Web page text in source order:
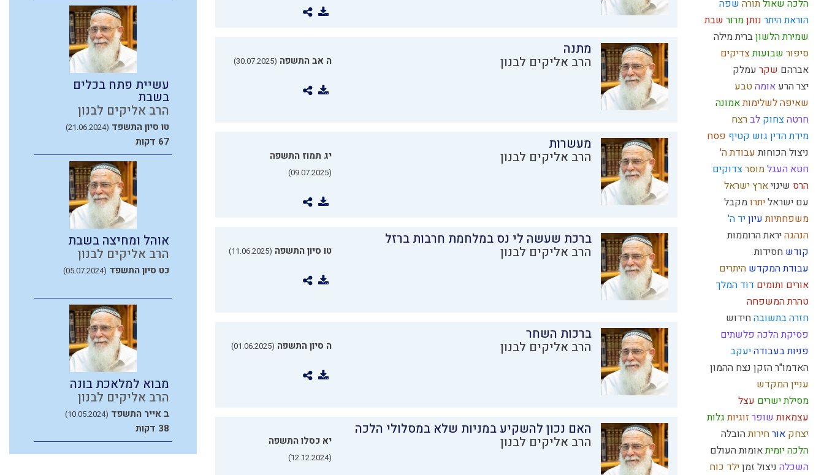
הלכה שאולתורה שפה
הוראת היתר נותןמרור שבת
שמירת הלשוןברית מילה
סיפור שבועותצדיקים
אברהם שקר עמלק
יצר הרע אומהטבע
שאיפה לשלימותאמונה
חרטהצחוק לברצח
מידת הדין גוש קטיף פסח
ניצול הכוחותעבודת ה'
חטא העגלמוסרצדוקים
הרס שינויארץ ישראל
עם ישראליתרומקבל
משפחתיותעיוןיד ה'
הנהגהיראת הרוממות
קודש חסידות
עבודת המקדש היתרים
אורים ותומים דוד המלך
טהרת המשפחה
חזרה בתשובהחידוש
פסיקת הלכה פלשתים
פניות בעבודהיעקב
האדמו"ר הזקן נצח ההמון
עניין המקדש
מסילת ישרים עצל
עצמאות שופר זוגיותגלות
יצחק אורחירותהובלה
הלכה יומיתאומות העולם
השכלה ניצול זמןילד כוח
מתנה
הרב אליקים לבנון ה אב התשפה (30.07.2025)
מעשרות
הרב אליקים לבנון יג תמוז התשפה
(09.07.2025)
ברכת שעשה לי נס במלחמת חרבות ברזל
הרב אליקים לבנון טו סיון התשפה (11.06.2025)
ברכות השחר
הרב אליקים לבנון ה סיון התשפה (01.06.2025)
האם נכון להשקיע במניות שלא במסלולי הלכה
הרב אליקים לבנון יא כסלו התשפה
(12.12.2024)
עשיית פתח בכלים
בשבת
הרב אליקים לבנון
טו סיון התשפד (21.06.2024)
67 דקות
אוהל ומחיצה בשבת
הרב אליקים לבנון
כט סיון התשפד (05.07.2024)
מבוא למלאכת בונה
הרב אליקים לבנון
ב אייר התשפד (10.05.2024)
38 דקות